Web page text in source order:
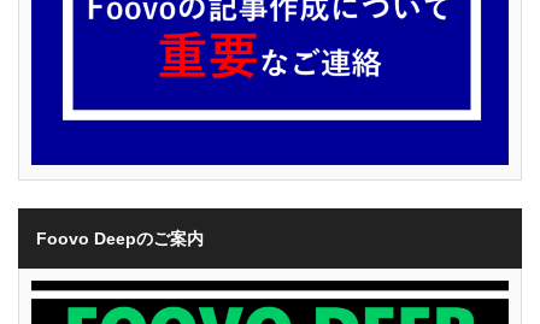
Foovo Deepのご案内